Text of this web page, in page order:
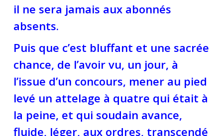
il ne sera jamais aux abonnés
absents.
Puis que c’est bluffant et une sacrée
chance, de l’avoir vu, un jour, à
l’issue d’un concours, mener au pied
levé un attelage à quatre qui était à
la peine, et qui soudain avance,
fluide, léger, aux ordres, transcendé